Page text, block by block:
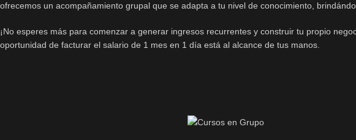
ofrecemos un acompañamiento grupal que se adapta a tu nivel de conocimiento,
¡No esperes más para comenzar a generar ingresos recurrentes y construir tu propio
oportunidad de facturar el salario de 1 mes en 1 día está al alcance de tus manos.